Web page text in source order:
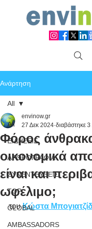
Ανάρτηση
All
ΕΙΔΗΣΕΙΣ
ΑΡΘΡΟΓΡΑΦΙΑ
ΣΥΝΕΝΤΕΥΞΕΙΣ
TOP
GLOBAL
AMBASSADORS
All
Φόρος
οικονομικά
είναι και
ωφέλιμο;
envinow.gr
27 Δεκ 2024 διαβάστηκε 3
του Κώστα